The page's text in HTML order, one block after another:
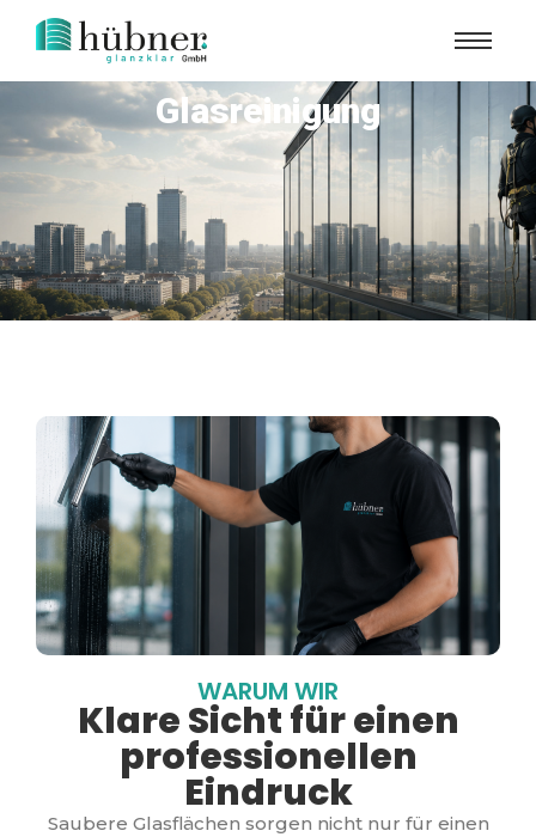
Glasreinigung
WARUM WIR
Klare Sicht für einen
professionellen
Eindruck
Saubere Glasflächen sorgen nicht nur für einen